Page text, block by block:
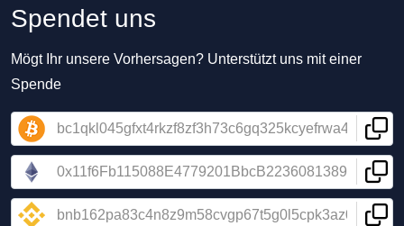
Spendet uns
Mögt Ihr unsere Vorhersagen? Unterstützt uns mit einer
Spende